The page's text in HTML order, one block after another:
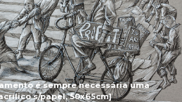
é sempre necessária uma
s/papel, 50x65cm]